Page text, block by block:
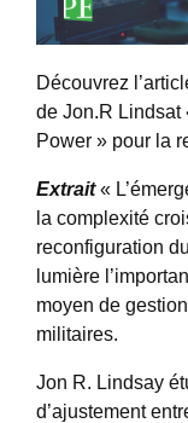
Découvrez
de Jon.R Lindsat
Power » pour la
Extrait«
la complexité
reconfiguration
lumière
moyen de
militaires.
Jon R. Lindsay
d’ajustement